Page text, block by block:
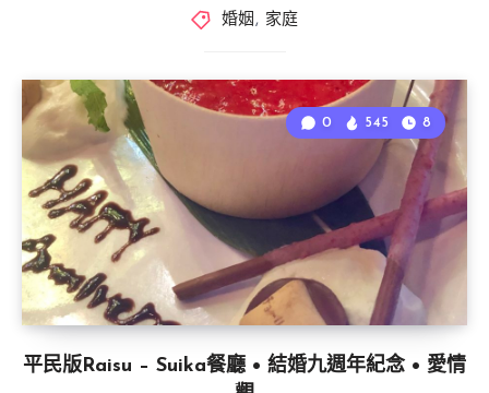
婚姻 , 家庭
平民版Raisu – Suika餐廳 • 結婚九週年紀念 • 愛情
0 545 8